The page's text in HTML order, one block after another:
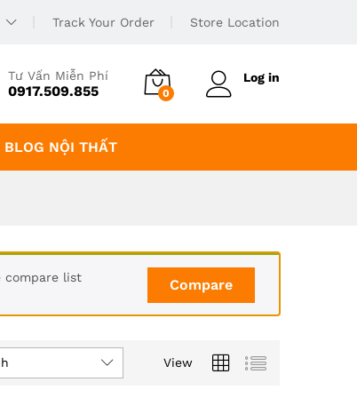
Track Your Order Store Location
Tư Vấn Miễn Phí
0917.509.855 0
Log in
BLOG NỘI THẤT
Compare
compare list
View